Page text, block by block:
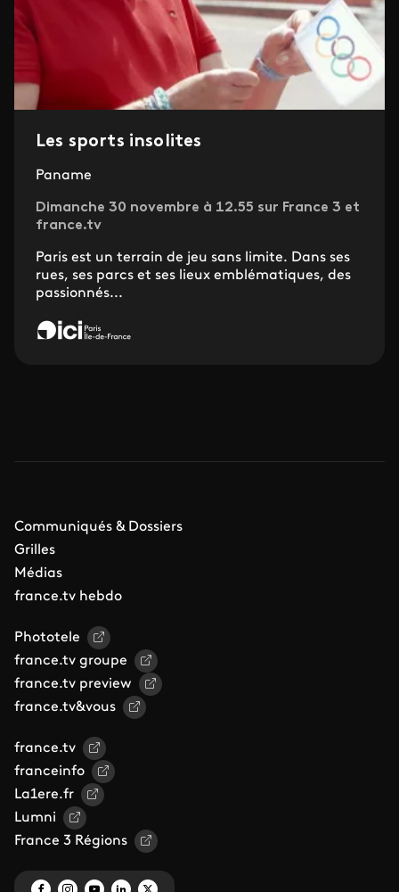
Les sports insolites
Paname
Dimanche 30 novembre à 12.55 sur France 3 et
france.tv
Paris est un terrain de jeu sans limite. Dans ses
rues, ses parcs et ses lieux emblématiques, des
passionnés...
Communiqués & Dossiers
Grilles
Médias
france.tv hebdo
Phototele
france.tv groupe
france.tv preview
france.tv&vous
france.tv
franceinfo
La1ere.fr
Lumni
France 3 Régions